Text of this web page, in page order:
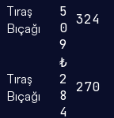
Tıraş
Bıçağı
5
0
9
324
Tıraş
Bıçağı
₺
2
8
4
270